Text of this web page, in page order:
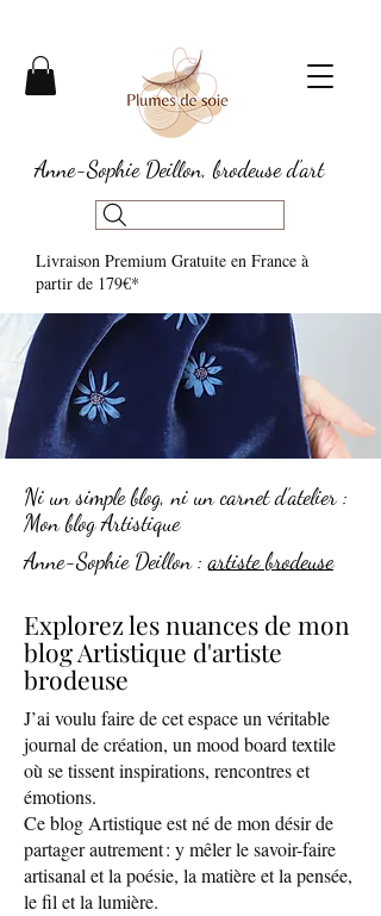
Anne-Sophie Deillon, brodeuse d'art
Livraison Premium Gratuite en France à
partir de 179€*​
Ni un simple blog, ni un carnet d’atelier :
Mon blog Artistique
Anne-Sophie Deillon :artiste brodeuse
Explorez les nuances de mon
blog Artistique d'artiste
brodeuse
J’ai voulu faire de cet espace un véritable
journal de création, un mood board textile
où se tissent inspirations, rencontres et
émotions.
Ce blog Artistique est né de mon désir de
partager autrement : y mêler le savoir-faire
artisanal et la poésie, la matière et la pensée,
le fil et la lumière.